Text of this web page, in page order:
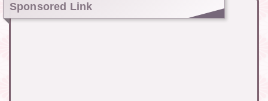
Sponsored Link